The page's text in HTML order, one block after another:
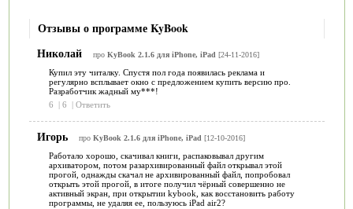
Отзывы о программе KyBook
Николай
про KyBook 2.1.6 для iPhone, iPad [24-11-2016]
Купил эту читалку. Спустя пол года появилась реклама и
регулярно всплывает окно с предложением купить версию про.
Разработчик жадный му***!
6
6 Ответить
Игорь про KyBook 2.1.6 для iPhone, iPad[12-10-2016]
Работало хорошо, скачивал книги, распаковывал другим
архиватором, потом разархивированный файл открывал этой
прогой, однажды скачал не архивированный файл, попробовал
открыть этой прогой, в итоге получил чёрный совершенно не
активный экран, при открытии kybook, как восстановить работу
программы, не удаляя ее, пользуюсь iPad air2?